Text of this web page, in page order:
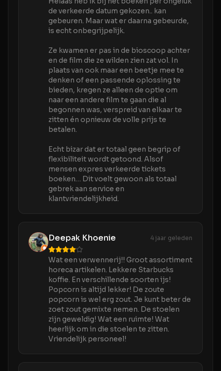
de verkeerde datum gekozen.. kan
gebeuren. Maar wat er daarna gebeurde,
is echt onbegrijpelijk.
Ze kwamen er pas in de bioscoop achter
en de film die ze wilden zien zat vol. In
plaats van ook maar een beetje mee te
denken of een passende oplossing te
bieden, kregen ze alleen de optie om
naar een andere film te gaan die al
begonnen was, verspreid van elkaar te
zitten én opnieuw de volle prijs te
betalen.
Echt bizar dat er totaal geen begrip of
flexibiliteit wordt getoond. Alsof
mensen expres verkeerde tickets
boeken… Dit voelt gewoon als totaal
gebrek aan service en
klantvriendelijkheid.
Deepak Khoenie 4 jaar geleden
Wat een verwennerij!! Groot assortiment
horeca artikelen. Lekkere Starbucks
koffie. En verschillende soorten ijs!
Popcorn is altijd lekker! De zoute
popcorn is wel erg zout. Je kunt beter de
zoet zout gemixte nemen. De stoelen
zijn geweldig! Wat een ruimte! Wat
heerlijk om in die stoelen te zitten.
Vriendelijk personeel!